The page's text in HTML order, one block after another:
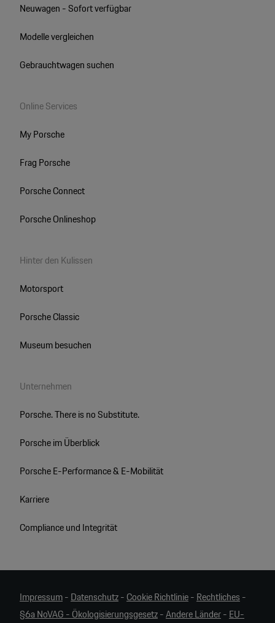
Neuwagen - Sofort verfügbar
Modelle vergleichen
Gebrauchtwagen suchen
Online Services
My Porsche
Frag Porsche
Porsche Connect
Porsche Onlineshop
Hinter den Kulissen
Motorsport
Porsche Classic
Museum besuchen
Unternehmen
Porsche. There is no Substitute.
Porsche im Überblick
Porsche E-Performance & E-Mobilität
Karriere
Compliance und Integrität
Impressum-Datenschutz-Cookie Richtlinie-Rechtliches-
§6a NoVAG - Ökologisierungsgesetz-Andere Länder-EU-